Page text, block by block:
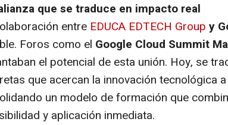
que se traduce en impacto real
entre EDUCA EDTECH Group y
Foros como el Google Cloud Summit
el potencial de esta unión. Hoy, se
que acercan la innovación tecnológica
un modelo de formación que
y aplicación inmediata.